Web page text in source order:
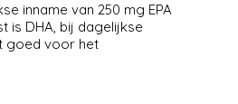
inname van 250 mg EPA
is DHA, bij dagelijkse
goed voor het